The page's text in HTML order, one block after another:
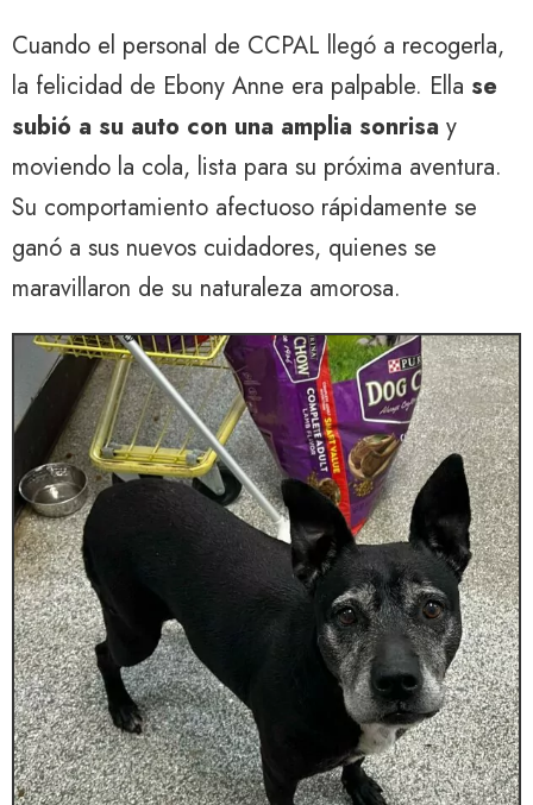
Cuando el personal de CCPAL llegó a recogerla,
la felicidad de Ebony Anne era palpable. Ella se
subió a su auto con una amplia sonrisa y
moviendo la cola, lista para su próxima aventura.
Su comportamiento afectuoso rápidamente se
ganó a sus nuevos cuidadores, quienes se
maravillaron de su naturaleza amorosa.